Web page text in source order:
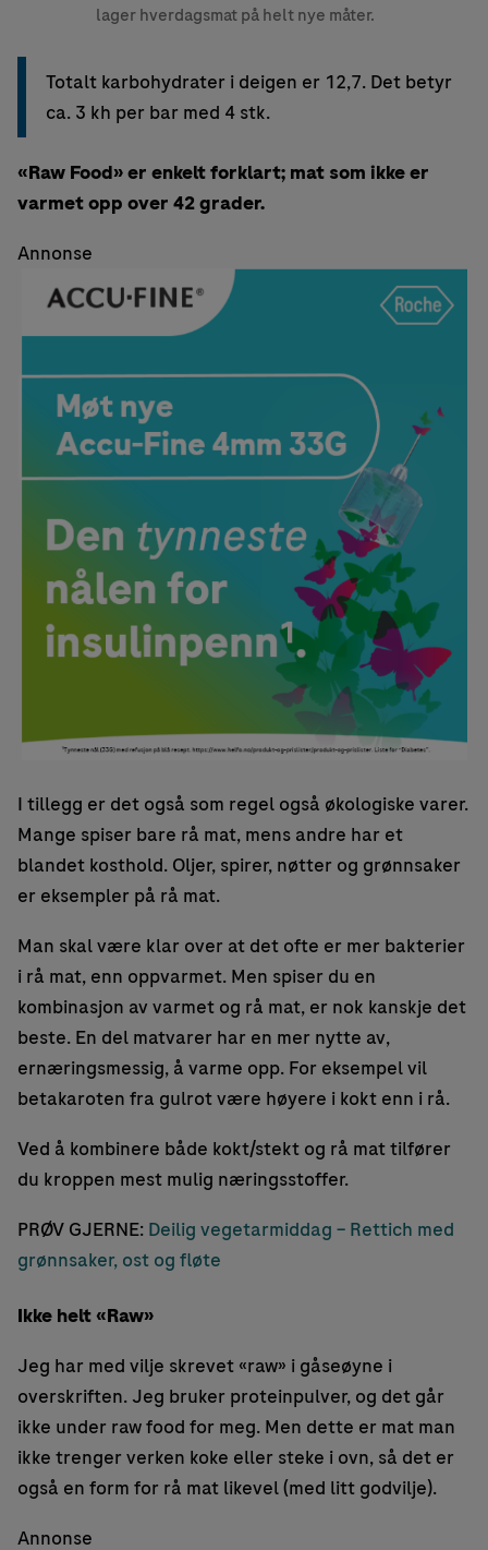
lager hverdagsmat på helt nye måter.
Totalt karbohydrater i deigen er 12,7. Det betyr
ca. 3 kh per bar med 4 stk.
«Raw Food» er enkelt forklart; mat som ikke er
varmet opp over 42 grader.
Annonse
I tillegg er det også som regel også økologiske varer.
Mange spiser bare rå mat, mens andre har et
blandet kosthold. Oljer, spirer, nøtter og grønnsaker
er eksempler på rå mat.
Man skal være klar over at det ofte er mer bakterier
i rå mat, enn oppvarmet. Men spiser du en
kombinasjon av varmet og rå mat, er nok kanskje det
beste. En del matvarer har en mer nytte av,
ernæringsmessig, å varme opp. For eksempel vil
betakaroten fra gulrot være høyere i kokt enn i rå.
Ved å kombinere både kokt/stekt og rå mat tilfører
du kroppen mest mulig næringsstoffer.
PRØV GJERNE: Deilig vegetarmiddag – Rettich med
grønnsaker, ost og fløte
Ikke helt «Raw»
Jeg har med vilje skrevet «raw» i gåseøyne i
overskriften. Jeg bruker proteinpulver, og det går
ikke under raw food for meg. Men dette er mat man
ikke trenger verken koke eller steke i ovn, så det er
også en form for rå mat likevel (med litt godvilje).
Annonse